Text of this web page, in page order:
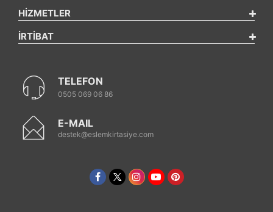
HİZMETLER
İRTİBAT
TELEFON
0505 069 06 86
E-MAIL
destek@eslemkirtasiye.com